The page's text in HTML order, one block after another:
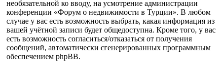
необязательной ко вводу, на усмотрение администрации
конференции «Форум о недвижимости в Турции». В любом
случае у вас есть возможность выбрать, какая информация из
вашей учётной записи будет общедоступна. Кроме того, у вас
есть возможность согласиться/отказаться от получения
сообщений, автоматически сгенерированных программным
обеспечением phpBB.